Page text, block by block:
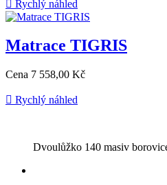
 Rychlý náhled
Matrace TIGRIS
Cena 7 558,00 Kč
 Rychlý náhled
Dvoulůžko 140 masiv